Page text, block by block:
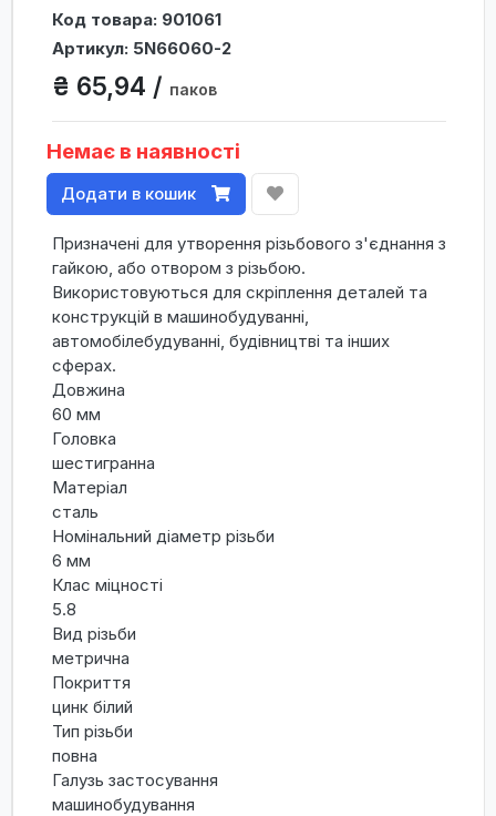
Код товара: 901061
Артикул: 5N66060-2
₴ 65,94 / паков
Немає в наявності
Додати в кошик
Призначені для утворення різьбового з'єднання з
гайкою, або отвором з різьбою.
Використовуються для скріплення деталей та
конструкцій в машинобудуванні,
автомобілебудуванні, будівництві та інших
сферах.
Довжина
60 мм
Головка
шестигранна
Матеріал
сталь
Номінальний діаметр різьби
6 мм
Клас міцності
5.8
Вид різьби
метрична
Покриття
цинк білий
Тип різьби
повна
Галузь застосування
машинобудування